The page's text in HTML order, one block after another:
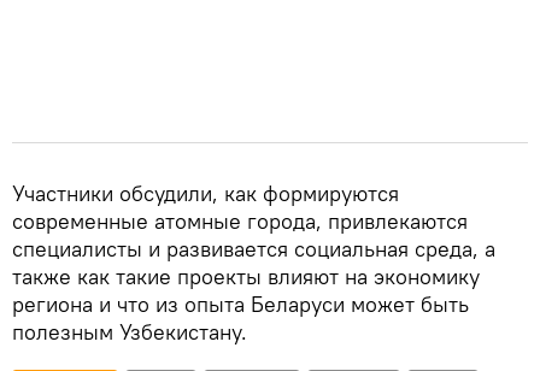
Участники обсудили, как формируются
современные атомные города, привлекаются
специалисты и развивается социальная среда, а
также как такие проекты влияют на экономику
региона и что из опыта Беларуси может быть
полезным Узбекистану.